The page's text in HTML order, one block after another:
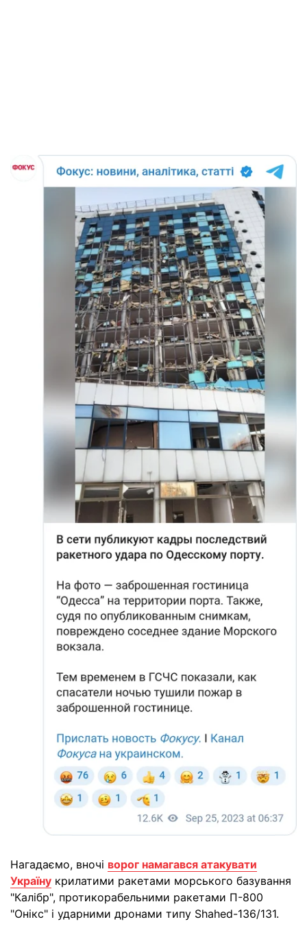
Нагадаємо, вночі ворог намагався атакувати
Україну крилатими ракетами морського базування
"Калібр", протикорабельними ракетами П-800
"Онікс" і ударними дронами типу Shahed-136/131.